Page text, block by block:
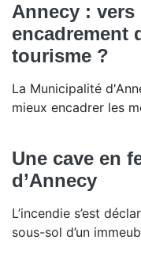
Annecy :
encadrement
tourisme ?
La Municipalité
mieux encadrer les
Une cave en
d’Annecy
L’incendie s’est
sous-sol d’un